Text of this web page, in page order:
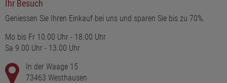
Ihr Besuch
Geniessen Sie Ihren Einkauf bei uns und sparen Sie bis zu 70%.
Mo bis Fr 10.00 Uhr - 18.00 Uhr
Sa 9.00 Uhr - 13.00 Uhr
In der Waage 15
73463 Westhausen